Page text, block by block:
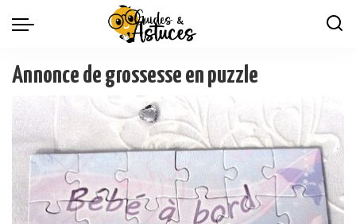
Annonce de grossesse en puzzle